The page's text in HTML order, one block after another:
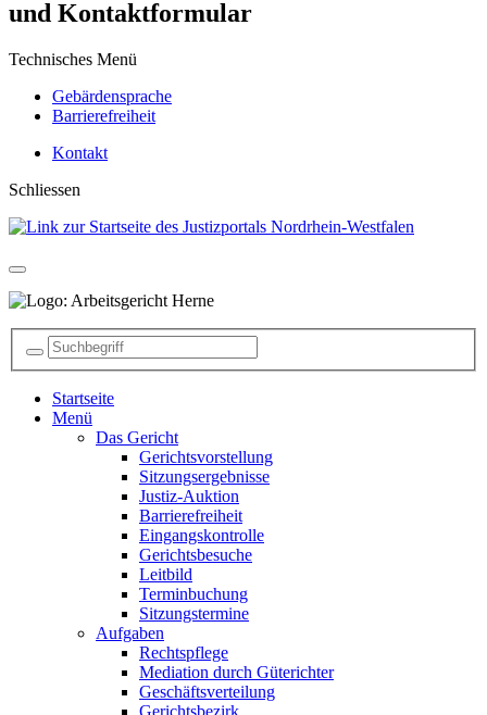
und Kontaktformular
Technisches Menü
Gebärdensprache
Barrierefreiheit
Kontakt
Schliessen
Startseite
Menü
Das Gericht
Gerichtsvorstellung
Sitzungsergebnisse
Justiz-Auktion
Barrierefreiheit
Eingangskontrolle
Gerichtsbesuche
Leitbild
Terminbuchung
Sitzungstermine
Aufgaben
Rechtspflege
Mediation durch Güterichter
Geschäftsverteilung
Gerichtsbezirk